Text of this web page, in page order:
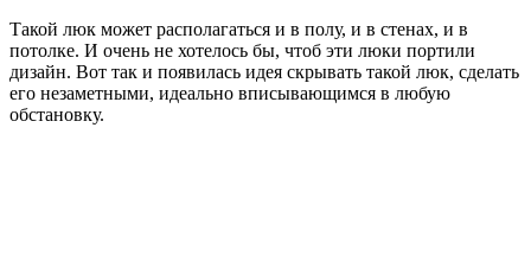
Такой люк может располагаться и в полу, и в стенах, и в
потолке. И очень не хотелось бы, чтоб эти люки портили
дизайн. Вот так и появилась идея скрывать такой люк, сделать
его незаметными, идеально вписывающимся в любую
обстановку.